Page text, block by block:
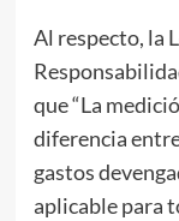
Al respecto, la
que “La
diferencia
gastos
aplicable para